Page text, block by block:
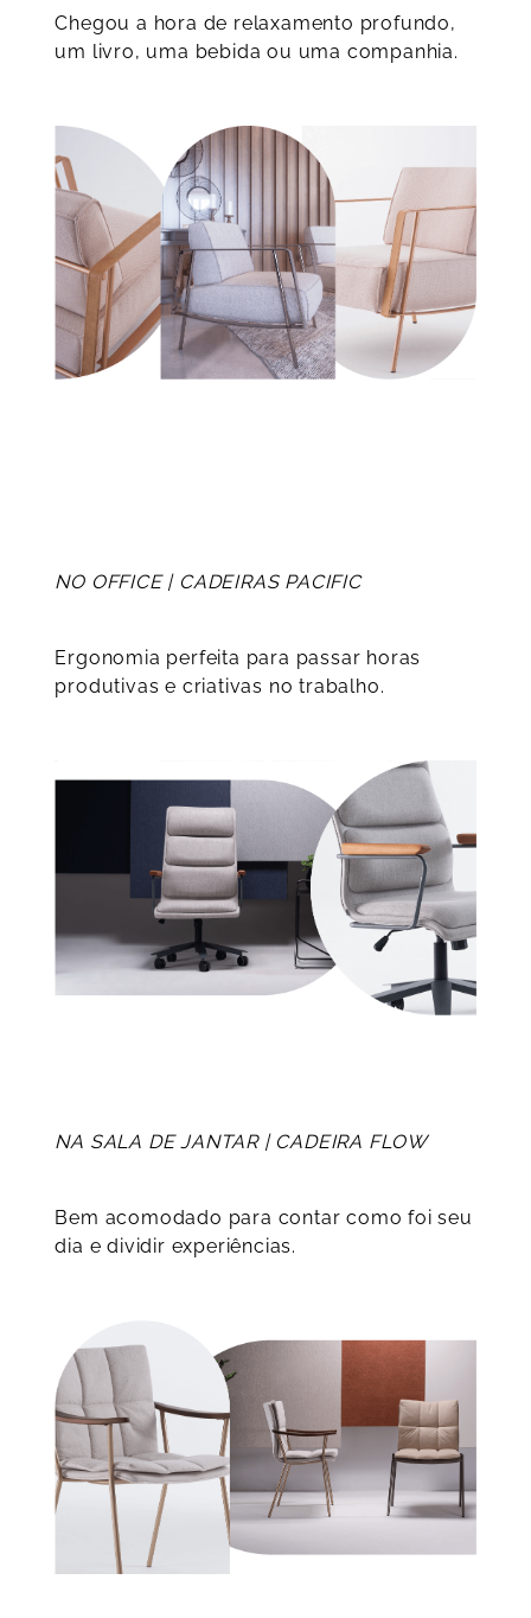
Chegou a hora de relaxamento profundo,
um livro, uma bebida ou uma companhia.
NO OFFICE | CADEIRAS PACIFIC
Ergonomia perfeita para passar horas
produtivas e criativas no trabalho.
NA SALA DE JANTAR | CADEIRA FLOW
Bem acomodado para contar como foi seu
dia e dividir experiências.